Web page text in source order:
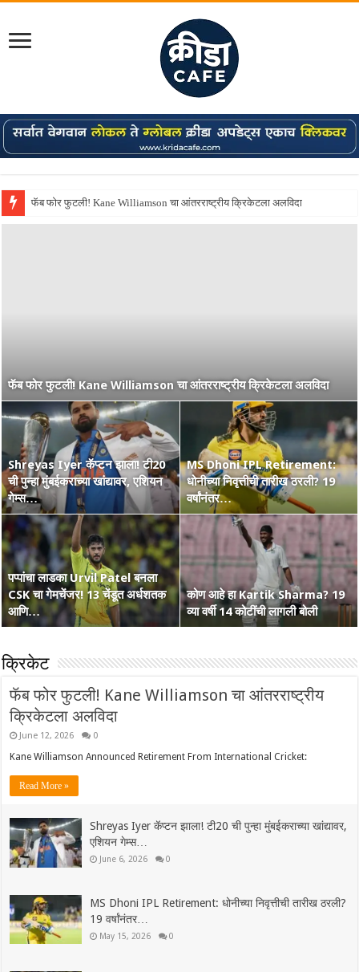
Shreyas Iyer कॅप्टन झाला! टी20 ची पुन्हा मुंबईकराच्या खांद्यावर, एशियन गेम्स…
फॅब फोर फुटली! Kane Williamson चा आंतरराष्ट्रीय क्रिकेटला अलविदा
Shreyas Iyer कॅप्टन झाला! टी20
ची पुन्हा मुंबईकराच्या खांद्यावर, एशियन
गेम्स…
MS Dhoni IPL Retirement:
धोनीच्या निवृत्तीची तारीख ठरली? 19
वर्षांनंतर…
पप्पांचा लाडका Urvil Patel बनला
CSK चा गेमचेंजर! 13 चेंडूत अर्धशतक
आणि…
कोण आहे हा Kartik Sharma? 19
व्या वर्षी 14 कोटींची लागली बोली
मेहनत आणि CSK चा विश्वास…
कोण हा Raghu Sharma? वय 33,
कृष्णभक्त, शेन वॉर्न आणि बरंच काही
वंडर बॉय Vaibhav Suryavanshi
चा आणखी एक शतकी धमाका! 36 चेंडूत
…
सरपंच श्रेयसच्या Punjab Kings चा
वर्ल्ड रेकॉर्ड! दिल्लीविरूद्ध चेस केले 264
Australia Retain The Ashes
2025-2026
क्रिकेट
फॅब फोर फुटली! Kane Williamson चा आंतरराष्ट्रीय
क्रिकेटला अलविदा
June 12, 2026 0
Kane Williamson Announced Retirement From International Cricket:
Read More »
Shreyas Iyer कॅप्टन झाला! टी20 ची पुन्हा मुंबईकराच्या खांद्यावर,
एशियन गेम्स…
June 6, 2026 0
MS Dhoni IPL Retirement: धोनीच्या निवृत्तीची तारीख ठरली?
19 वर्षांनंतर…
May 15, 2026 0